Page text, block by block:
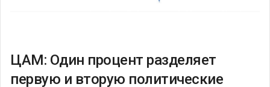
ЦАМ: Один процент разделяет
первую и вторую политические